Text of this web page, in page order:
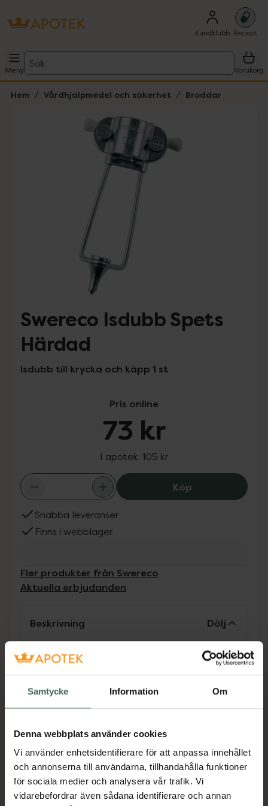
Samtycke Information Om
Denna webbplats använder cookies
Vi använder enhetsidentifierare för att anpassa innehållet
och annonserna till användarna, tillhandahålla funktioner
för sociala medier och analysera vår trafik. Vi
vidarebefordrar även sådana identifierare och annan
Kundklubb Recept
Meny
Sök
Varukorg
Hem Vårdhjälpmedel och säkerhet Broddar
Lista: . Innehåller 1 objekt.
Swereco Isdubb Spets
Härdad
Isdubb till krycka och käpp 1 st
Pris online
73 kr
I apotek: 105 kr
KöpSwereco
Snabba leveranser
Finns i webblager
Fler produkter från Swereco
Aktuella erbjudanden
Beskrivning Dölj
Tillverkaren garanterar genom
säker att använda och uppfyller
gällande krav.
Ett måste till krycka och käpp vintertid för att
med härdad spets. Enkel att fälla upp och ner
efter behov.
Jämförpris 94 kr/st